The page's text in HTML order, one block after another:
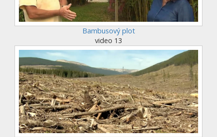
Bambusový plot
video 13